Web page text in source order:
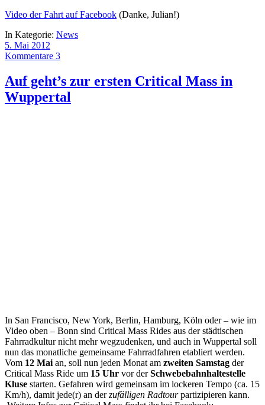
Video der Fahrt auf Facebook (Danke, Julian!)
In Kategorie: News
5. Mai 2012
Kommentare 3
Auf geht’s zur ersten Critical Mass in
Wuppertal
In San Francisco, New York, Berlin, Hamburg, Köln oder – wie im
Video oben – Bonn sind Critical Mass Rides aus der städtischen
Fahrradkultur nicht mehr wegzudenken, und auch in Wuppertal soll
nun das monatliche gemeinsame Fahrradfahren etabliert werden.
Vom 12 Mai an, soll nun jeden Monat am zweiten Samstag der
Critical Mass Ride um 15 Uhr vor derSchwebebahnhaltestelle
Kluse starten. Gefahren wird gemeinsam im lockeren Tempo (ca. 15
Km/h), damit jede(r) an derzufälligen Radtourpartizipieren kann.